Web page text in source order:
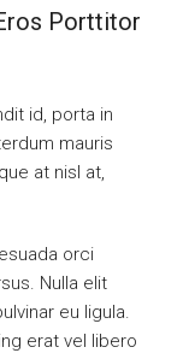
Porttitor
id, porta in
mauris
at nisl at,
orci
Nulla elit
eu ligula.
erat vel libero